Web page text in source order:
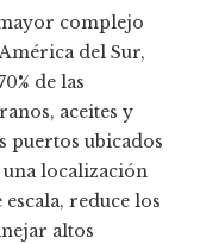
complejo
del Sur,
de las
aceites y
puertos ubicados
localización
reduce los
altos